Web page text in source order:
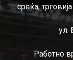
среќа,
ул.
Работно